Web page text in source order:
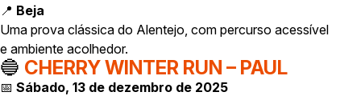
📍 Beja
Uma prova clássica do Alentejo, com percurso acessível
e ambiente acolhedor.
🔵 CHERRY WINTER RUN – PAUL
📅 Sábado, 13 de dezembro de 2025